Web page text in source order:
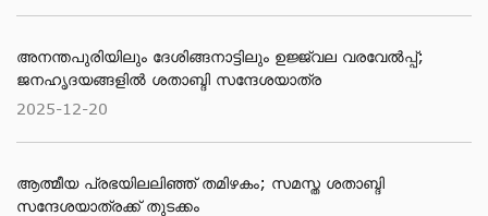
അനന്തപുരിയിലും ദേശിങ്ങനാട്ടിലും ഉജ്ജ്വല വരവേൽപ്പ്;
ജനഹൃദയങ്ങളിൽ ശതാബ്ദി സന്ദേശയാത്ര
2025-12-20
ആത്മീയ പ്രഭയിലലിഞ്ഞ് തമിഴകം; സമസ്ത ശതാബ്ദി
സന്ദേശയാത്രക്ക് തുടക്കം